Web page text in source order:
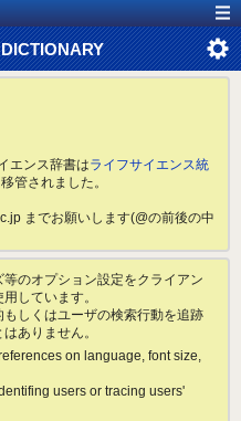
エンス辞書はライフサイエンス統
管されました。
までお願いします(@の前後の中
のオプション設定をクライアン
しています。
しくはユーザの検索行動を追跡
ありません。
on language, font size,
users or tracing users'